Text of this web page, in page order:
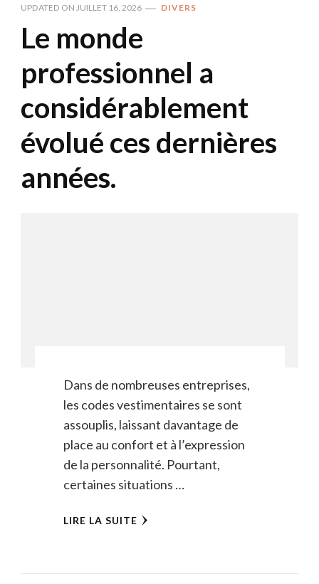
UPDATED ON JUILLET 16, 2026 DIVERS
Le monde
professionnel a
considérablement
évolué ces dernières
années.
Dans de nombreuses entreprises,
les codes vestimentaires se sont
assouplis, laissant davantage de
place au confort et à l’expression
de la personnalité. Pourtant,
certaines situations …
LIRE LA SUITE